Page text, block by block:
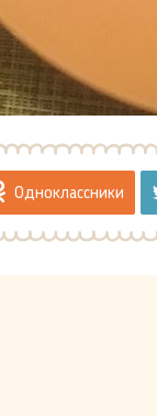
Одноклассники